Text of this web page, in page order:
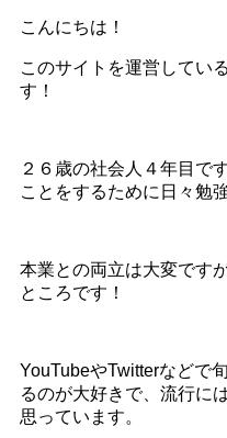
こんにちは！
このサイトを運営している
す！
２６歳の社会人４年目で
ことをするために日々勉
本業との両立は大変です
ところです！
YouTubeやTwitterなどで
るのが大好きで、流行に
思っています。